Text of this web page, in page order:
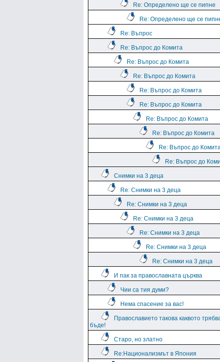
Re: Определено ще се пипне
Re: Определено ще се
Re: Въпрос
Re: Въпрос до Комита
Re: Въпрос до Комита
Re: Въпрос до Комита
Re: Въпрос до Комита
Re: Въпрос до Комита
Re: Въпрос до Комита
Re: Въпрос до Комита
Re: Въпрос до
Re: Въпрос до
Снимки на 3 деца
Re: Снимки на 3 деца
Re: Снимки на 3 деца
Re: Снимки на 3 деца
Re: Снимки на 3 деца
Re: Снимки на 3 деца
Re: Снимки на 3 деца
И пак за православната църква
Чии са тия думи?
Нема спасение за вас!
Православието такова каквото
бъде!
Старо, но златно
Re:Национализмът в Япония